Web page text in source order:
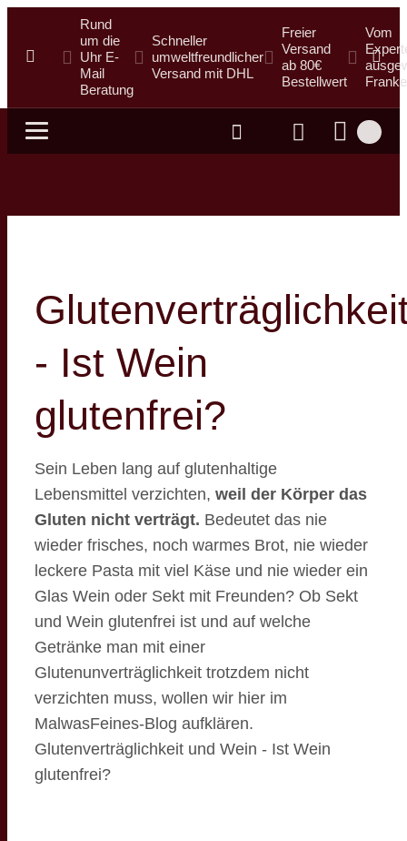
Rund
um die
Uhr E-
Mail
Beratung
Schneller
umweltfreundlicher
Versand mit DHL
Freier
Versand
ab 80€
Bestellwert
Vom
Suche
- Ist Wein
glutenfrei?
Sein Leben lang auf glutenhaltige
Lebensmittel verzichten, weil der Körper das
Gluten nicht verträgt. Bedeutet das nie
wieder frisches, noch warmes Brot, nie wieder
leckere Pasta mit viel Käse und nie wieder ein
Glas Wein oder Sekt mit Freunden? Ob Sekt
und Wein glutenfrei ist und auf welche
Getränke man mit einer
Glutenunverträglichkeit trotzdem nicht
verzichten muss, wollen wir hier im
MalwasFeines-Blog aufklären.
Glutenverträglichkeit und Wein - Ist Wein
glutenfrei?